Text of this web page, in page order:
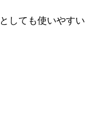
しても使いやすい